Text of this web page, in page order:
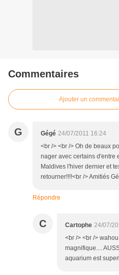
Commentaires
Ajouter un
G Gégé 24/07/2011 16:24
<br /> <br /> Oh de beaux
nager avec certains d'entre
Maldives l'hiver dernier et
retourner!!!!<br /> Amitiés
Répondre
C Cartophe 24/07/
<br /> <br />
magnifique....
aquarium est